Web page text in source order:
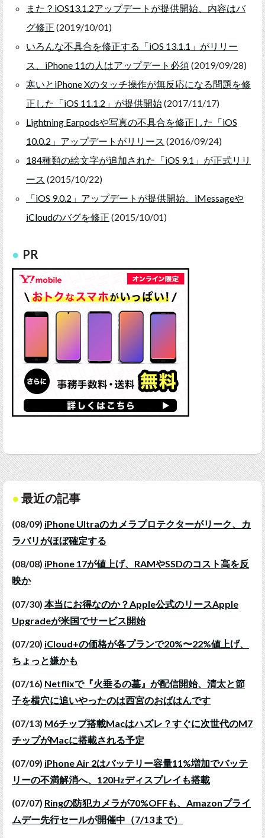
また？iOS13.1.2アップデートが提供開始、内容はバ
グ修正 (2019/10/01)
いろんな不具合を修正する「iOS 13.1.1」がリリー
ス、iPhone 11の人はアップデート必須(2019/09/28)
寒いとiPhone Xのタッチ操作が無反応になる問題を修
正した「iOS 11.1.2」が提供開始(2017/11/17)
Lightning Earpodsや写真の不具合を修正した「iOS
10.0.2」アップデートがリリース (2016/09/24)
184種類の絵文字が追加された「iOS 9.1」が正式リリ
ース (2015/10/22)
「iOS 9.0.2」アップデートが提供開始、iMessageや
iCloudのバグを修正 (2015/10/01)
PR
最近の記事
(08/09) iPhone Ultraのカメラプロテクターがリーク、カ
ラバリがほぼ確定する
(08/08) iPhone 17が値上げ、RAMやSSDのコスト高を反
映か
(07/30) 本当にお得なのか？Apple公式のリースApple
Upgradeが米国でサービス開始
(07/20) iCloud+の価格が各プランで20%〜22%値上げ、
ちょっと嫌かも
(07/16) Netflixで『火垂るの墓』が配信開始、清太と節
子を横穴に追いやったのは西宮のおばはんです
(07/13) M6チップ搭載Macはハズレ？すぐに次世代のM7
チップがMacに搭載される予定
(07/09) iPhone Air 2はバッテリー容量11%増加でバッテ
リーの不満解消へ、120Hzディスプレイも搭載
(07/07) Ringの防犯カメラが70%OFFも、Amazonプライ
ムデー先行セールが開催中（7/13まで）